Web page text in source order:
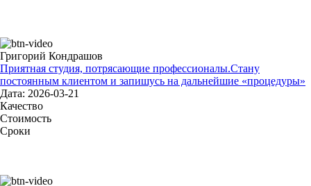
Григорий Кондрашов
Приятная студия, потрясающие профессионалы.Стану
постоянным клиентом и запишусь на дальнейшие «процедуры»
Дата: 2026-03-21
Качество
Стоимость
Сроки